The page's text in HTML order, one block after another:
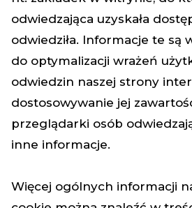
odwiedzająca uzyskała
odwiedziła. Informacje te są
do optymalizacji wrażeń
odwiedzin naszej strony
dostosowywanie jej
przeglądarki osób
inne informacje.
Więcej ogólnych informacji